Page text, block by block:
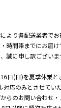
り各配送業者でお
時間帯までにお届け
誠に申し訳ござい
(日)を夏季休業と
応のみとさせて
らのお問い合わせ・